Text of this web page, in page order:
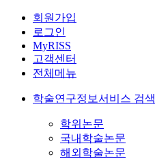
회원가입
로그인
MyRISS
고객센터
전체메뉴
학술연구정보서비스 검색
학위논문
국내학술논문
해외학술논문